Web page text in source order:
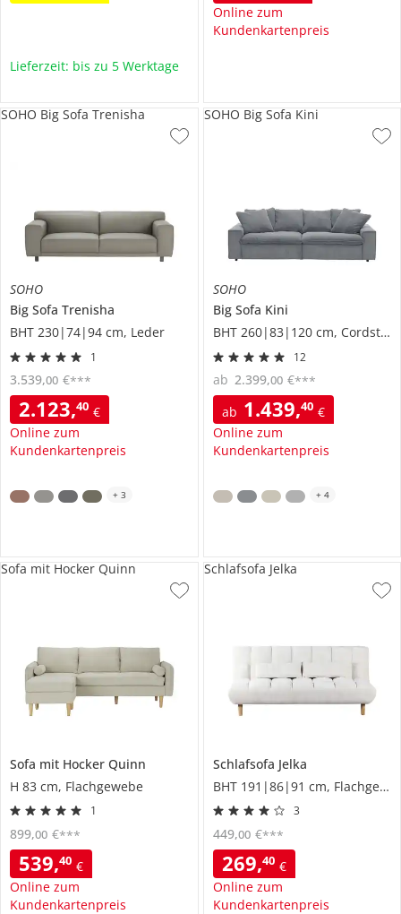
Lieferzeit: bis zu 5 Werktage
Online zum
Kundenkartenpreis
SOHO
Big Sofa Trenisha
BHT 230|74|94 cm, Leder
1
2.123,40 €
Online zum
Kundenkartenpreis
3.539,00 €***
SOHO Big Sofa Trenisha
+ 3
SOHO
Big Sofa Kini
BHT 260|83|120 cm, Cordstoff
12
ab 1.439,40 €
Online zum
Kundenkartenpreis
ab 2.399,00 €***
SOHO Big Sofa Kini
+ 4
Sofa mit Hocker Quinn
H 83 cm, Flachgewebe
1
539,40 €
Online zum
Kundenkartenpreis
899,00 €***
Sofa mit Hocker Quinn
Schlafsofa Jelka
BHT 191|86|91 cm, Flachgewebe
3
269,40 €
Online zum
Kundenkartenpreis
449,00 €***
Schlafsofa Jelka